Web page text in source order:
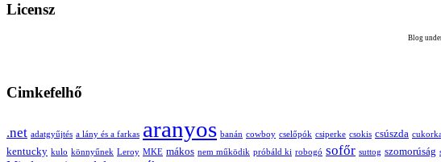
Licensz
Blog
Cimkefelhő
.net adatgyűjtés a lány és a farkas aranyos banán cowboy cselőpók csiperke csokis csúszda
kentucky kulo könnyűnek Leroy MKE mákos nem működik próbáld ki robogó sofőr suttog szomorúság